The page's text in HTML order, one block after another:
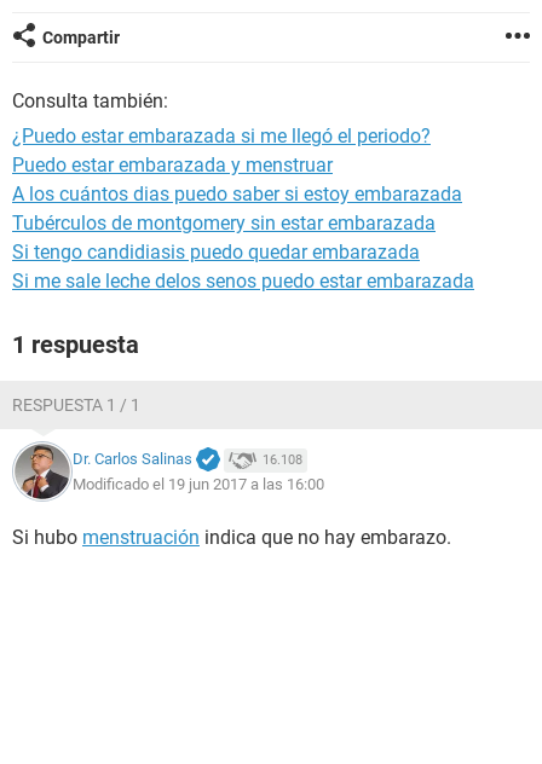
Compartir
Consulta también:
¿Puedo estar embarazada si me llegó el periodo?
Puedo estar embarazada y menstruar
A los cuántos dias puedo saber si estoy embarazada
Tubérculos de montgomery sin estar embarazada
Si tengo candidiasis puedo quedar embarazada
Si me sale leche delos senos puedo estar embarazada
1 respuesta
RESPUESTA 1 / 1
Dr. Carlos Salinas 16.108
Modificado el 19 jun 2017 a las 16:00
Si hubo menstruación indica que no hay embarazo.